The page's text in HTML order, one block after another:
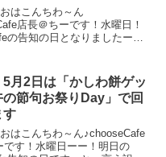
はこんちわ～ん
店長＠ちーです！水曜日！
の告知の日となりましたー♪
」で回転する事になりました
5月2日は「かしわ餅ゲッ
の節句お祭りDay」で回
す
はこんちわ～ん♪chooseCafe
です！水曜日ーー！明日の